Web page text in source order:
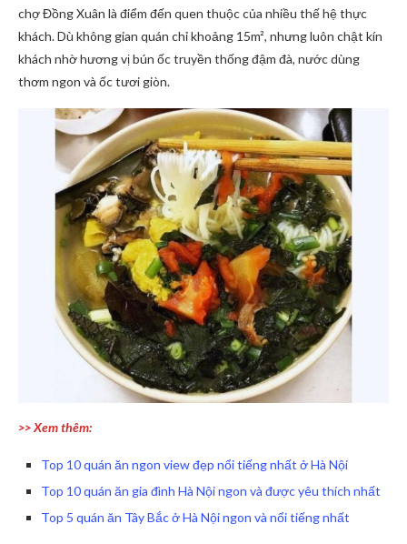
chợ Đồng Xuân là điểm đến quen thuộc của nhiều thế hệ thực
khách. Dù không gian quán chỉ khoảng 15m², nhưng luôn chật kín
khách nhờ hương vị bún ốc truyền thống đậm đà, nước dùng
thơm ngon và ốc tươi giòn.
>> Xem thêm:
Top 10 quán ăn ngon view đẹp nổi tiếng nhất ở Hà Nội
Top 10 quán ăn gia đình Hà Nội ngon và được yêu thích nhất
Top 5 quán ăn Tây Bắc ở Hà Nội ngon và nổi tiếng nhất